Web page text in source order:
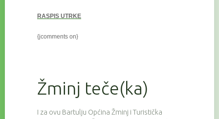
RASPIS UTRKE
{jcomments on}
Žminj teče(ka)
I za ovu Bartulju Općina Žminj i Turistička